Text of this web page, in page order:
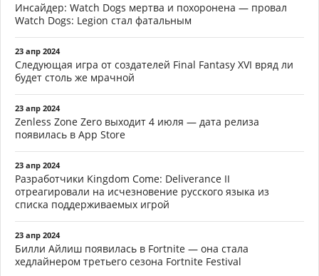
Инсайдер: Watch Dogs мертва и похоронена — провал
Watch Dogs: Legion стал фатальным
23 апр 2024
Следующая игра от создателей Final Fantasy XVI вряд ли
будет столь же мрачной
23 апр 2024
Zenless Zone Zero выходит 4 июля — дата релиза
появилась в App Store
23 апр 2024
Разработчики Kingdom Come: Deliverance II
отреагировали на исчезновение русского языка из
списка поддерживаемых игрой
23 апр 2024
Билли Айлиш появилась в Fortnite — она стала
хедлайнером третьего сезона Fortnite Festival